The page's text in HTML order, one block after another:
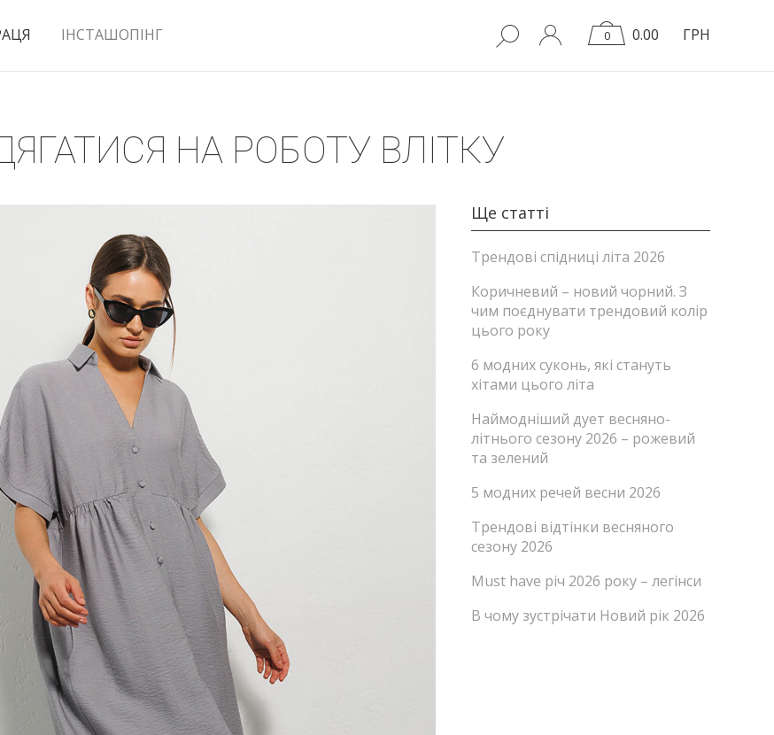
ІНСТАШОПІНГ 0 0.00 ГРН
НА РОБОТУ ВЛІТКУ
Ще статті
Трендові спідниці літа 2026
Коричневий – новий чорний. З
чим поєднувати трендовий колір
цього року
6 модних суконь, які стануть
хітами цього літа
Наймодніший дует весняно-
літнього сезону 2026 – рожевий
та зелений
5 модних речей весни 2026
Трендові відтінки весняного
сезону 2026
Must have річ 2026 року – легінси
В чому зустрічати Новий рік 2026